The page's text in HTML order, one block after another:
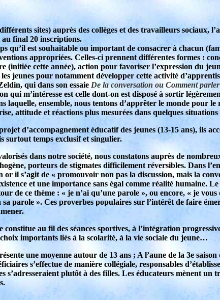
sites) auprès des collèges et des travailleurs sociaux,
au final 20 inscriptions.
qu’il est souhaitable ou important de consacrer à chacun
appropriées. Celles-ci prennent différentes formes :
(initiée cette année), action pour favoriser l’expression du
jeunes pour notamment développer cette activité
qui dans son essaie De la conversation ou Comment
m’intéresse est celle dont-on est disposé à sortir
ensemble, nous tentons d’apprêter le monde pour
attitude et réactions plus mesurées dans quelques
d’accompagnement éducatif des jeunes (13-15 ans), ils
surtout temps exclusif et singulier.
dans notre société, nous constatons auprès de
porteurs de stigmates difficilement réversibles. Dans
il s’agit de « promouvoir non pas la discussion, mais la
et une importance sans égal comme réalité humaine.
de ce thème : « je n’ai qu’une parole », ou encore, « je
parole ». Ces proverbes populaires sur l’intérêt de faire
au fil des séances sportives, à l’intégration
importants liés à la scolarité, à la vie sociale du jeune…
une moyenne autour de 13 ans ; A l’aune de la 3e
s’effectue de manière collégiale, responsables
plutôt à des filles. Les éducateurs mènent un